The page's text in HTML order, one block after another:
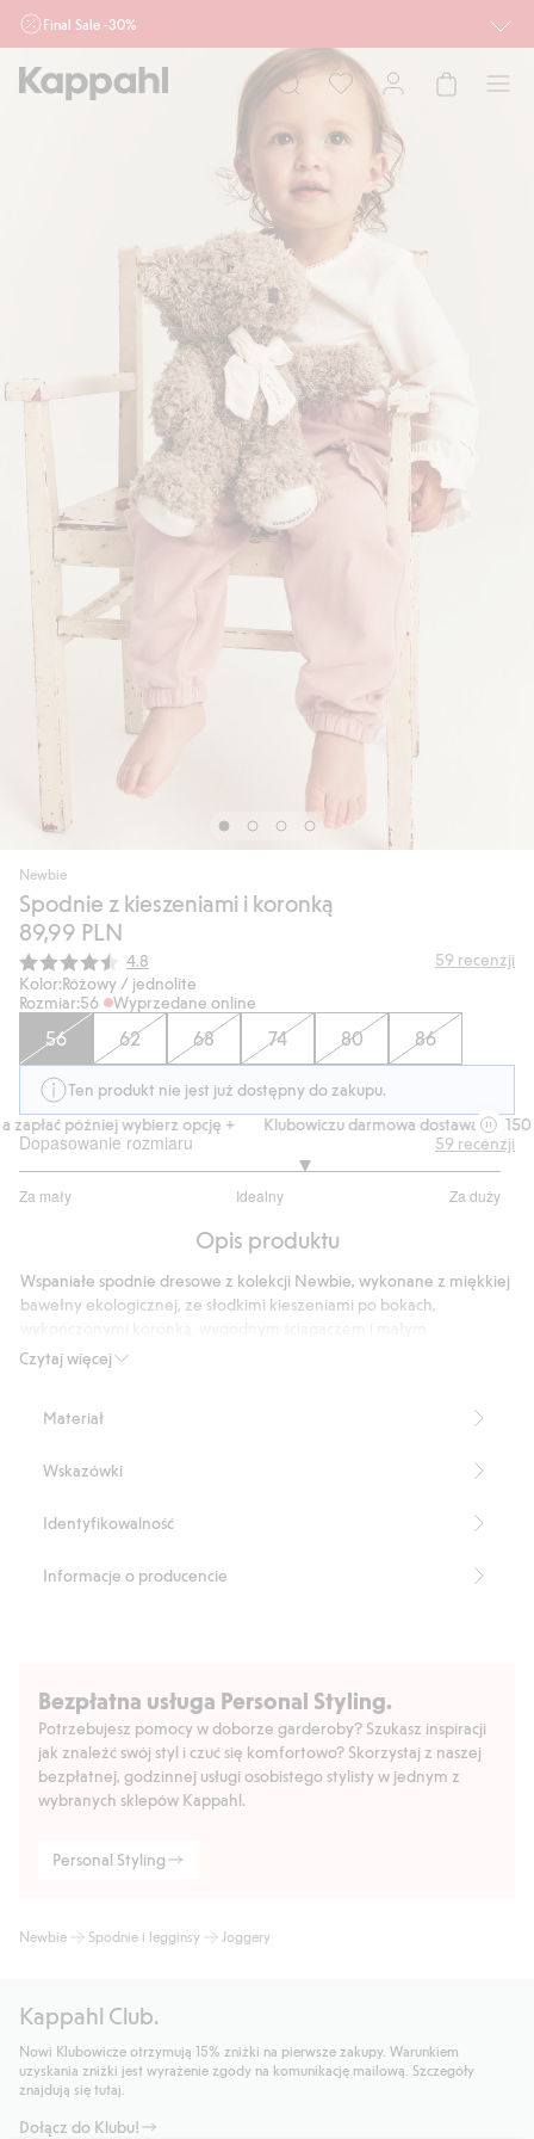
Final Sale -30%
Ważne przy zakupie min. 2 sztuk produktów włączonych w ofertę, również z
działu outlet do 10.8 w sklepach Kappahl i Newbie oraz na kappahl.com. Ofert
nie łączymy
Dziecko
Niemowlę
Newbie
Spodnie z kieszeniami i koronką
89,99 PLN
Średnia ocena:
4.8 59 recenzji
Kolor:Różowy / jednolite
Rozmiar:56 Wyprzedane online
56 62 68 74 80 86
Ten produkt nie jest już dostępny do zakupu.
później wybierz opcję +
Klubowiczu darmowa dostawa od 150 zł
Dopasowanie rozmiaru
Za mały Idealny Za duży
na
43
głosów
59 recenzji
Opis produktu
Czytaj więcej
Wspaniałe spodnie dresowe z kolekcji Newbie, wykonane z miękkiej
bawełny ekologicznej, ze słodkimi kieszeniami po bokach,
sznureczkiem w pasie oraz ściągaczem przy nogawkach
Numer artykułu
Materiał
Wskazówki
Identyfikowalność
Informacje o producencie
Bezpłatna usługa Personal Styling.
Potrzebujesz pomocy w doborze garderoby? Szukasz inspiracji
jak znaleźć swój styl i czuć się komfortowo? Skorzystaj z naszej
bezpłatnej, godzinnej usługi osobistego stylisty w jednym z
wybranych sklepów Kappahl.
Personal Styling
Newbie Spodnie i legginsy Joggery
Kappahl Club.
Nowi Klubowicze otrzymują 15% zniżki na pierwsze zakupy. Warunkiem
uzyskania zniżki jest wyrażenie zgody na komunikację mailową. Szczegóły
znajdują się tutaj.
Dołącz do Klubu!